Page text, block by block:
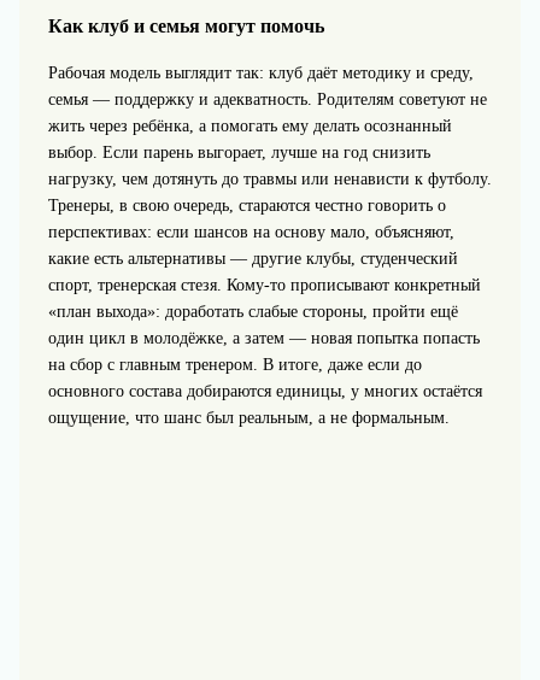
Как клуб и семья могут помочь
Рабочая модель выглядит так: клуб даёт методику и среду,
семья — поддержку и адекватность. Родителям советуют не
жить через ребёнка, а помогать ему делать осознанный
выбор. Если парень выгорает, лучше на год снизить
нагрузку, чем дотянуть до травмы или ненависти к футболу.
Тренеры, в свою очередь, стараются честно говорить о
перспективах: если шансов на основу мало, объясняют,
какие есть альтернативы — другие клубы, студенческий
спорт, тренерская стезя. Кому‑то прописывают конкретный
«план выхода»: доработать слабые стороны, пройти ещё
один цикл в молодёжке, а затем — новая попытка попасть
на сбор с главным тренером. В итоге, даже если до
основного состава добираются единицы, у многих остаётся
ощущение, что шанс был реальным, а не формальным.